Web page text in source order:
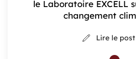
le Laboratoire EXCELL
changement
Lire le post